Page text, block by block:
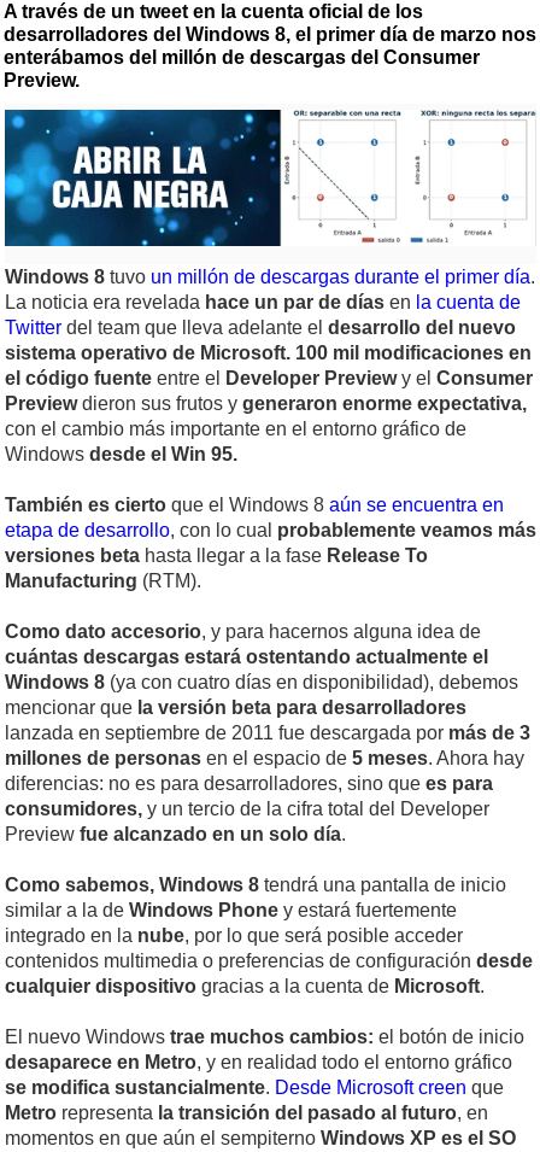
A través de un tweet en la cuenta oficial de los
desarrolladores del Windows 8, el primer día de marzo nos
enterábamos del millón de descargas del Consumer
Preview.
Windows 8 tuvo un millón de descargas durante el primer día.
La noticia era revelada hace un par de días en la cuenta de
Twitter del team que lleva adelante el desarrollo del nuevo
sistema operativo de Microsoft. 100 mil modificaciones en
el código fuente entre el Developer Previewy el Consumer
Previewdieron sus frutos y generaron enorme expectativa,
con el cambio más importante en el entorno gráfico de
Windows desde el Win 95.
También es cierto que el Windows 8 aún se encuentra en
etapa de desarrollo, con lo cual probablemente veamos más
versiones beta hasta llegar a la fase Release To
Manufacturing (RTM).
Como dato accesorio, y para hacernos alguna idea de
cuántas descargas estará ostentando actualmente el
Windows 8 (ya con cuatro días en disponibilidad), debemos
mencionar que la versión beta para desarrolladores
lanzada en septiembre de 2011 fue descargada por más de 3
millones de personas en el espacio de 5 meses. Ahora hay
diferencias: no es para desarrolladores, sino que es para
consumidores, y un tercio de la cifra total del Developer
Preview fue alcanzado en un solo día.
Como sabemos, Windows 8 tendrá una pantalla de inicio
similar a la de Windows Phone y estará fuertemente
integrado en la nube, por lo que será posible acceder
contenidos multimedia o preferencias de configuración desde
cualquier dispositivo gracias a la cuenta de Microsoft.
El nuevo Windows trae muchos cambios: el botón de inicio
desaparece en Metro, y en realidad todo el entorno gráfico
se modifica sustancialmente. Desde Microsoft creen que
Metro representa la transición del pasado al futuro, en
momentos en que aún el sempiterno Windows XP es el SO